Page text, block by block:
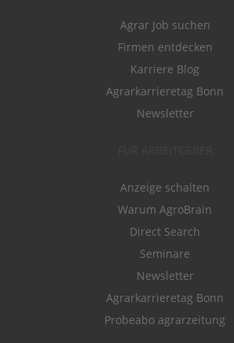
Agrar Job suchen
Firmen entdecken
Karriere Blog
Agrarkarrieretag Bonn
Newsletter
Anzeige schalten
Warum AgroBrain
Direct Search
Seminare
Newsletter
Agrarkarrieretag Bonn
Probeabo agrarzeitung